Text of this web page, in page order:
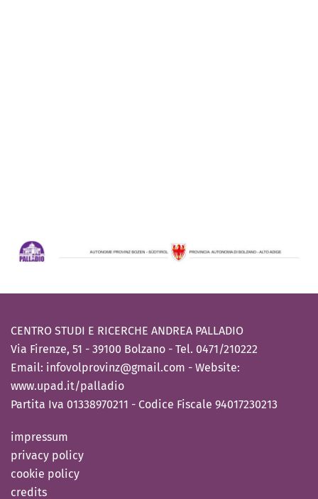
CENTRO STUDI E RICERCHE ANDREA PALLADIO
Via Firenze, 51 - 39100 Bolzano - Tel. 0471/210222
Email: infovolprovinz@gmail.com - Website:
www.upad.it/palladio
Partita Iva 01338970211 - Codice Fiscale 94017230213
impressum
privacy policy
cookie policy
credits